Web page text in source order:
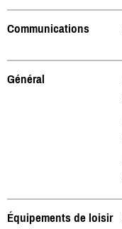
Communications
Général
Équipements de loisir